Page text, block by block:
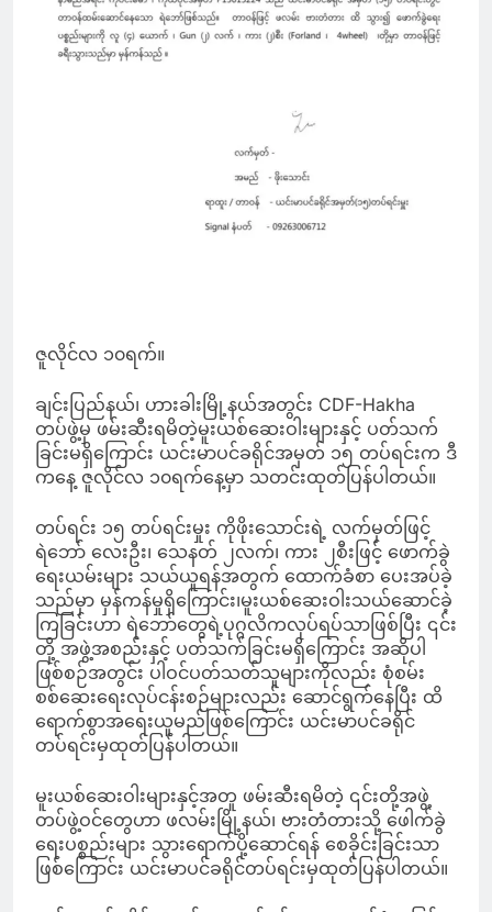
ဇူလိုင်လ ၁၀ရက်။
ချင်းပြည်နယ်၊ ဟားခါးမြို့နယ်အတွင်း CDF-Hakha
တပ်ဖွဲ့မှ ဖမ်းဆီးရမိတဲ့မူးယစ်ဆေးဝါးများနှင့် ပတ်သက်
ခြင်းမရှိကြောင်း ယင်းမာပင်ခရိုင်အမှတ် ၁၅ တပ်ရင်းက ဒီ
ကနေ့ ဇူလိုင်လ ၁၀ရက်နေ့မှာ သတင်းထုတ်ပြန်ပါတယ်။
တပ်ရင်း ၁၅ တပ်ရင်းမှုး ကိုဖိုးသောင်းရဲ့ လက်မှတ်ဖြင့်
ရဲဘော် လေးဦး၊ သေနတ် ၂လက်၊ ကား ၂စီးဖြင့် ဖောက်ခွဲ
ရေးယမ်းများ သယ်ယူရန်အတွက် ထောက်ခံစာ‌ ပေးအပ်ခဲ့
သည်မှာ မှန်ကန်မှုရှိကြောင်း၊မူးယစ်ဆေးဝါးသယ်ဆောင်ခဲ့
ကြခြင်းဟာ ရဲဘော်တွေရဲ့ပုဂ္ဂလိကလုပ်ရပ်သာဖြစ်ပြီး ၎င်း
တို့ အဖွဲ့အစည်းနှင့် ပတ်သက်ခြင်းမရှိကြောင်း အဆိုပါ
ဖြစ်စဉ်အတွင်း ပါဝင်ပတ်သတ်သူများကိုလည်း စုံစမ်း
စစ်ဆေးရေးလုပ်ငန်းစဉ်များလည်း ဆောင်ရွက်နေပြီး ထိ
ရောက်စွာအရေးယူမည်ဖြစ်ကြောင်း ယင်းမာပင်ခရိုင်
တပ်ရင်းမှထုတ်ပြန်ပါတယ်။
မူးယစ်ဆေးဝါးများနှင့်အတူ ဖမ်းဆီးရမိတဲ့ ၎င်းတို့အဖွဲ့
တပ်ဖွဲ့ဝင်တွေဟာ ဖလမ်းမြို့နယ်၊ ဗားတံတားသို့ ဖေါက်ခွဲ
ရေးပစ္စည်းများ သွားရောက်ပို့ဆောင်ရန် စေခိုင်းခြင်းသာ
ဖြစ်ကြောင်း ယင်းမာပင်ခရိုင်တပ်ရင်းမှထုတ်ပြန်ပါတယ်။